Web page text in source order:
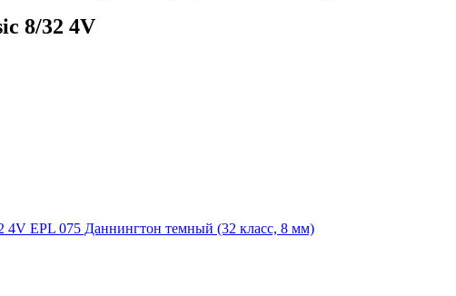
8/32 4V
4V EPL 075 Даннингтон темный (32 класс, 8 мм)